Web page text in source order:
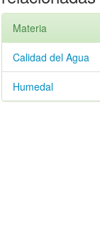
Materia
Calidad del Agua
Humedal